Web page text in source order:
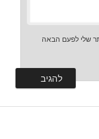
שלי לפעם הבאה